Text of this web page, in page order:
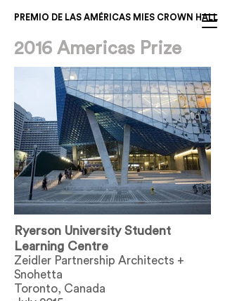
PREMIO DE LAS AMÉRICAS MIES CROWN HALL
2016 Americas Prize
Ryerson University Student
Learning Centre
Zeidler Partnership Architects +
Snohetta
Toronto, Canada